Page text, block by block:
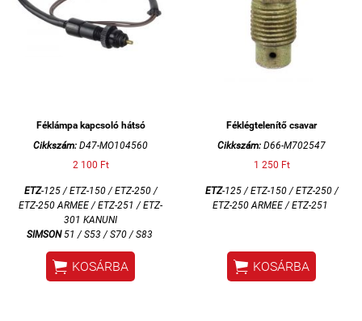
Féklámpa kapcsoló hátsó
Cikkszám: D47-MO104560
2 100 Ft
ETZ-125 / ETZ-150 / ETZ-250 /
ETZ-250 ARMEE / ETZ-251 / ETZ-
301 KANUNI
SIMSON51 / S53 / S70 / S83
 KOSÁRBA
Féklégtelenítő csavar
Cikkszám: D66-M702547
1 250 Ft
ETZ-125 / ETZ-150 / ETZ-250 /
ETZ-250 ARMEE / ETZ-251
 KOSÁRBA